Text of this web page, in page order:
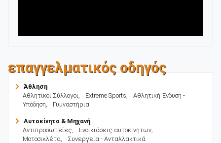
επαγγελματικός οδηγός
Άθληση
Αθλητικοί Σύλλογοι, Extreme Sports,
Αθλητική Ένδυση -
Υπόδηση, Γυμναστήρια
Αυτοκίνητο & Μηχανή
Αντιπροσωπείες, Ενοικιάσεις αυτοκινήτων,
Μοτοσικλέτα, Συνεργεία - Ανταλλακτικά